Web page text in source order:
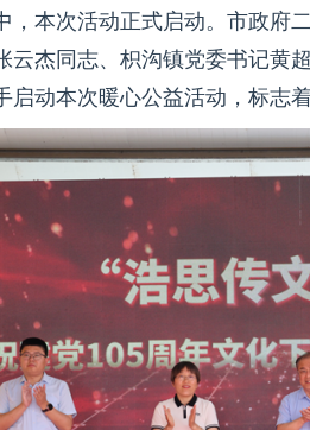
，本次活动正式启动。市政府
云杰同志、枳沟镇党委书记黄
启动本次暖心公益活动，标志